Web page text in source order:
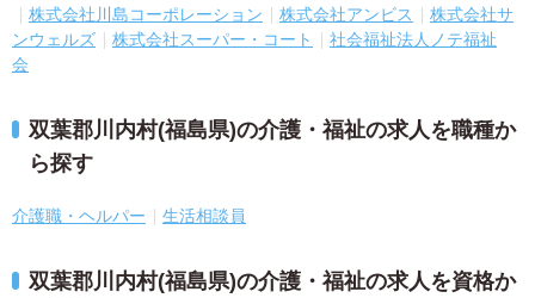
株式会社川島コーポレーション
株式会社アンビス
株式会社サ
ンウェルズ
株式会社スーパー・コート
社会福祉法人ノテ福祉
会
双葉郡川内村(福島県)の介護・福祉の求人を職種か
ら探す
介護職・ヘルパー 生活相談員
双葉郡川内村(福島県)の介護・福祉の求人を資格か